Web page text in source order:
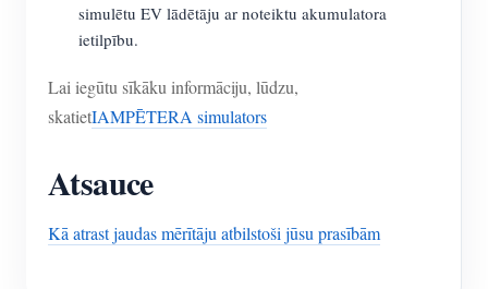
simulētu EV lādētāju ar noteiktu akumulatora
ietilpību.
Lai iegūtu sīkāku informāciju, lūdzu,
skatietIAMPĒTERA simulators
Atsauce
Kā atrast jaudas mērītāju atbilstoši jūsu prasībām